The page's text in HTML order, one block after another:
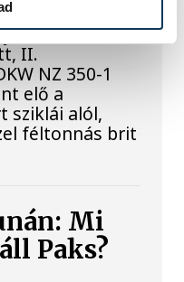
vízállása miatt
II.
NZ 350-1
elő a
sziklái alól,
féltonnás brit
Mi
Paks?